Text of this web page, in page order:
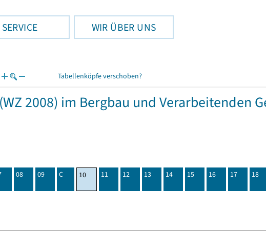
SERVICE WIR ÜBER UNS
Tabellenköpfe verschoben?
2008) im Bergbau und Verarbeitenden
08 09 C 10 11 12 13 14 15 16 17 18